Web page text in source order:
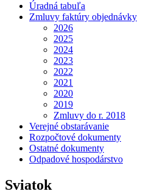
Úradná tabuľa
Zmluvy faktúry objednávky
2026
2025
2024
2023
2022
2021
2020
2019
Zmluvy do r. 2018
Verejné obstarávanie
Rozpočtové dokumenty
Ostatné dokumenty
Odpadové hospodárstvo
Sviatok